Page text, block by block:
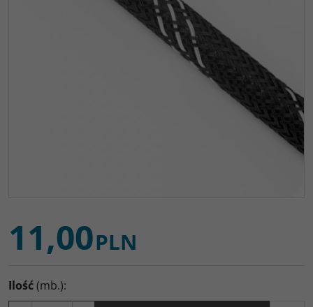
11,00PLN
Ilość(mb.):